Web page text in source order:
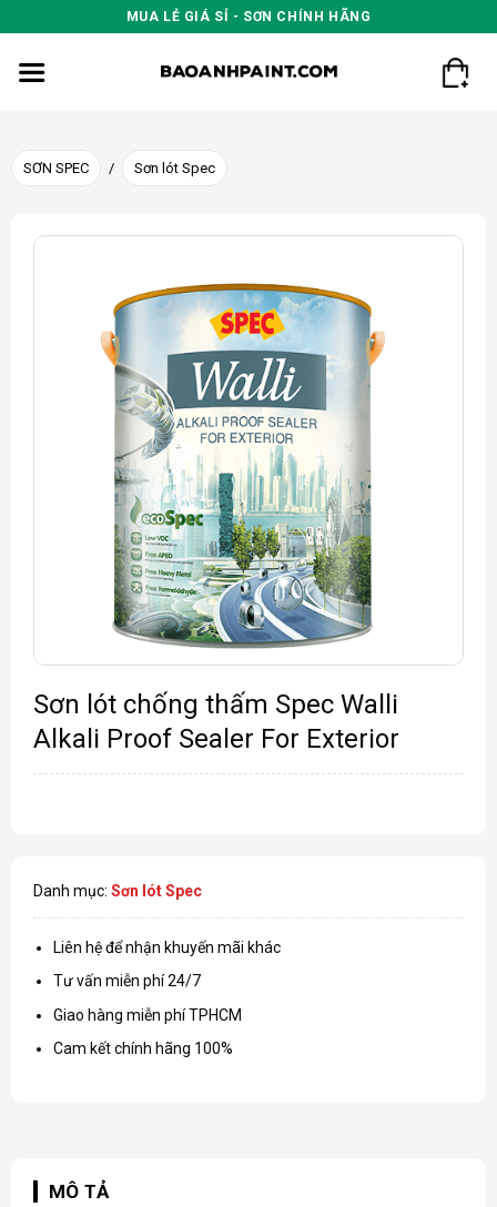
to
content
MUA LẺ GIÁ SỈ - SƠN CHÍNH HÃNG
SƠN SPEC / Sơn lót Spec
Sơn lót chống thấm Spec Walli
Alkali Proof Sealer For Exterior
Danh mục: Sơn lót Spec
Liên hệ để nhận khuyến mãi khác
Tư vấn miễn phí 24/7
Giao hàng miễn phí TPHCM
Cam kết chính hãng 100%
MÔ TẢ